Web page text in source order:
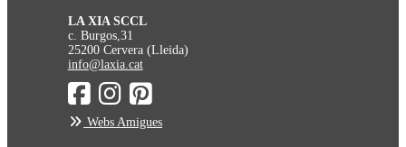
LA XIA SCCL
c. Burgos,31
25200 Cervera (Lleida)
info@laxia.cat
Webs Amigues